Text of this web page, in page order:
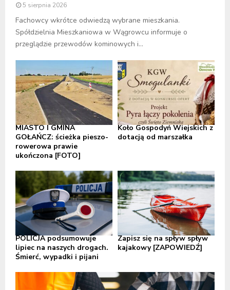
5 sierpnia 2026
Fachowcy wkrótce odwiedzą wybrane mieszkania.
Spółdzielnia Mieszkaniowa w Wągrowcu informuje o
przeglądzie przewodów kominowych i...
MIASTO I GMINA
GOŁAŃCZ: ścieżka pieszo-
rowerowa prawie
ukończona [FOTO]
Koło Gospodyń Wiejskich z
dotacją od marszałka
POLICJA podsumowuje
lipiec na naszych drogach.
Śmierć, wypadki i pijani
Zapisz się na spływ spływ
kajakowy [ZAPOWIEDŹ]